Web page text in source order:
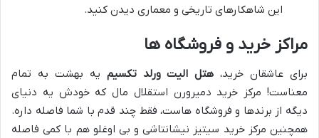
این شاهکارهای تاریخی و معماری دیدن کنید.
مراکز خرید و فروشگاه ها
برای عاشقان خرید، هتل الیت ورلد تکسیم یه بهشت به تمام
معناست! مرکز خرید دمیرورن استقلال مال که خودش یه دنیای
دیگه از برندها و فروشگاه هاست، فقط چند قدم با شما فاصله داره.
همچنین مرکز خرید سیتیز نیشانتاشی و بی اوغلو هم با کمی فاصله